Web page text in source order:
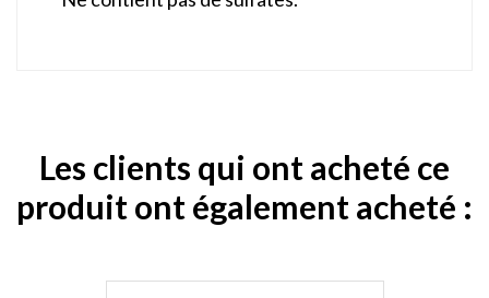
Les clients qui ont acheté ce
produit ont également acheté :